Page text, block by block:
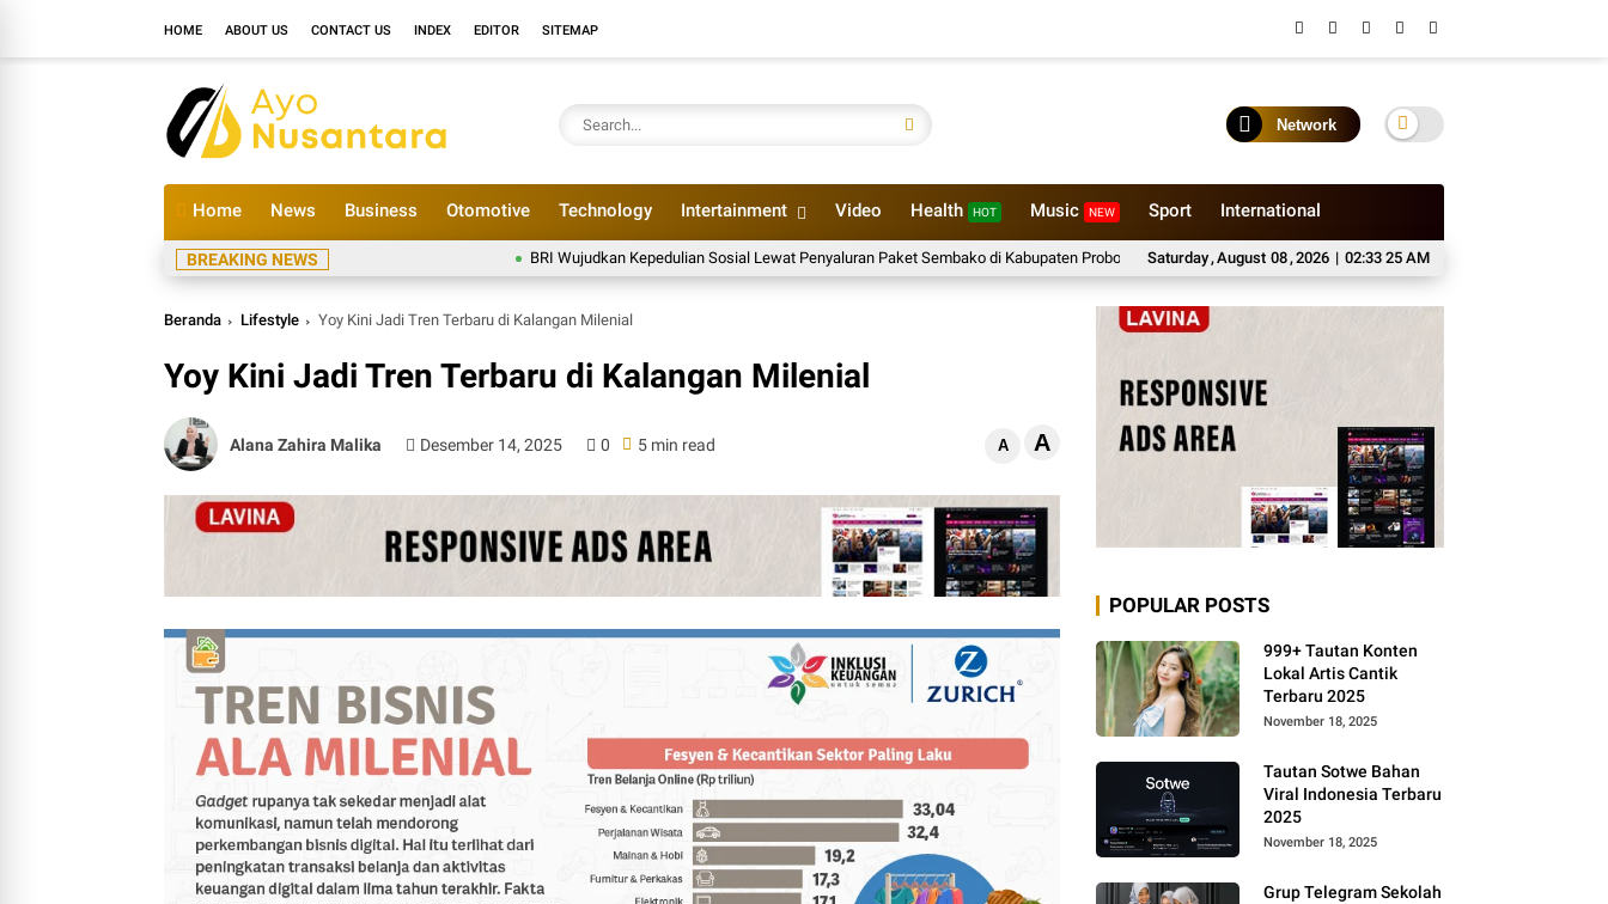
HOME ABOUT US CONTACT US INDEX EDITOR SITEMAP
Network
Home News Business Otomotive Technology Intertainment Video Health HOT Music NEW Sport International
Saturday,August 08,2026 | 02:33 26 AM
BREAKING NEWS BRI Wujudkan Kepedulian Sosial Lewat Penyaluran Paket Sembako di Kabupaten Probolinggo Sewa Medium Bus Bersama Bhisa Wisata untuk Perjalanan Nyaman
Beranda Lifestyle Yoy Kini Jadi Tren Terbaru di Kalangan Milenial
Yoy Kini Jadi Tren Terbaru di Kalangan Milenial
Alana Zahira Malika Desember 14, 2025 0 5 min read A A
POPULAR POSTS
999+ Tautan Konten
Lokal Artis Cantik
Terbaru 2025
November 18, 2025
Tautan Sotwe Bahan
Viral Indonesia Terbaru
2025
November 18, 2025
Grup Telegram Sekolah